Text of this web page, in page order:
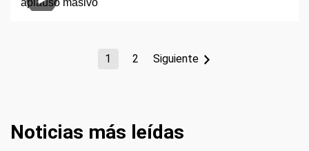
1 2 Siguiente
Noticias más leídas